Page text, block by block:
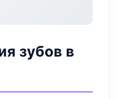
зубов в